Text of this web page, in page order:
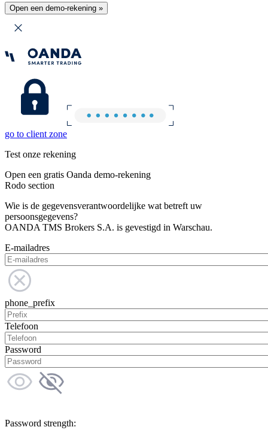
Open een demo-rekening »
go to client zone
Test onze rekening
Open een gratis Oanda demo-rekening
Rodo section
Wie is de gegevensverantwoordelijke wat betreft uw
persoonsgegevens?
OANDA TMS Brokers S.A. is gevestigd in Warschau.
E-mailadres
phone_prefix
Telefoon
Password
Password strength: